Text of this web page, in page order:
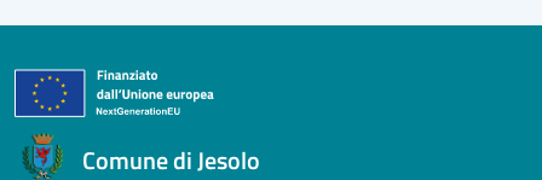
Comune di Jesolo